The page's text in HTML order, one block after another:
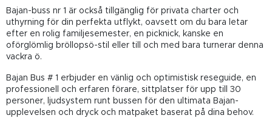
Bajan-buss nr 1 är också tillgänglig för privata charter och
uthyrning för din perfekta utflykt, oavsett om du bara letar
efter en rolig familjesemester, en picknick, kanske en
oförglömlig bröllopsö-stil eller till och med bara turnerar denna
vackra ö.
Bajan Bus # 1 erbjuder en vänlig och optimistisk reseguide, en
professionell och erfaren förare, sittplatser för upp till 30
personer, ljudsystem runt bussen för den ultimata Bajan-
upplevelsen och dryck och matpaket baserat på dina behov.